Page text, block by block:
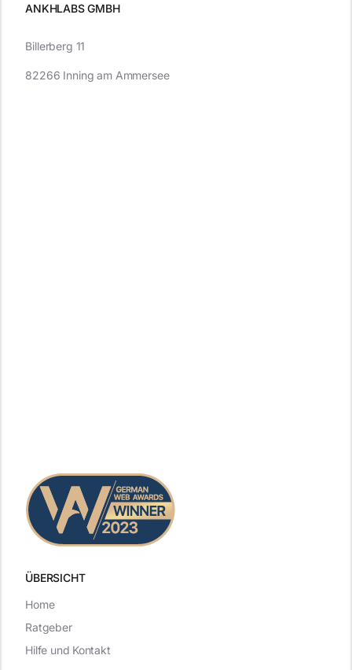
ANKHLABS GMBH
ÜBERSICHT
Billerberg 11
82266 Inning am Ammersee
Home
Ratgeber
Hilfe und Kontakt